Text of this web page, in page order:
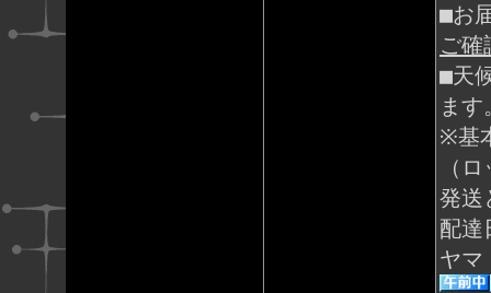
■お
ご確
■天
ます
※基
（
発送
配達
ヤマ